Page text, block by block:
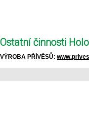
Ostatní činnosti
VÝROBA PŘÍVĚSŮ: